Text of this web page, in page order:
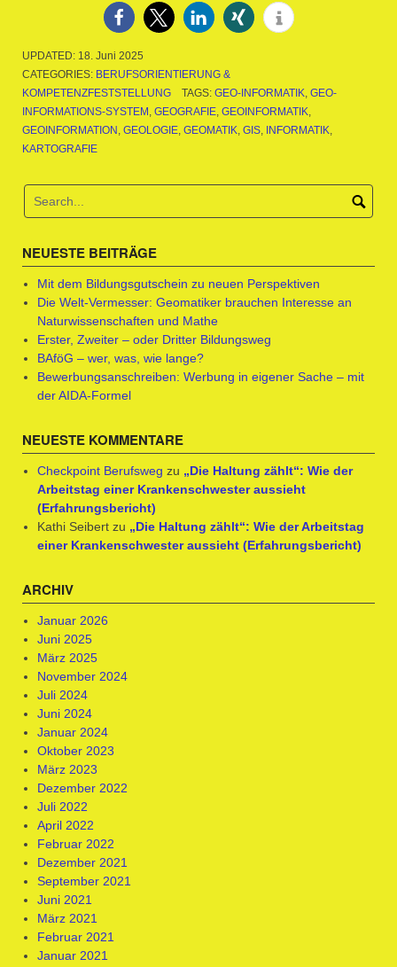
UPDATED: 18. Juni 2025
CATEGORIES: BERUFSORIENTIERUNG &
KOMPETENZFESTSTELLUNG
TAGS: GEO-INFORMATIK, GEO-
INFORMATIONS-SYSTEM , GEOGRAFIE, GEOINFORMATIK,
GEOINFORMATION , GEOLOGIE, GEOMATIK, GIS, INFORMATIK,
KARTOGRAFIE
NEUESTE BEITRÄGE
Mit dem Bildungsgutschein zu neuen Perspektiven
Die Welt-Vermesser: Geomatiker brauchen Interesse an
Naturwissenschaften und Mathe
Erster, Zweiter – oder Dritter Bildungsweg
BAföG – wer, was, wie lange?
Bewerbungsanschreiben: Werbung in eigener Sache – mit
der AIDA-Formel
NEUESTE KOMMENTARE
Checkpoint Berufsweg zu „Die Haltung zählt“: Wie der
Arbeitstag einer Krankenschwester aussieht
(Erfahrungsbericht)
Kathi Seibertzu „Die Haltung zählt“: Wie der Arbeitstag
einer Krankenschwester aussieht (Erfahrungsbericht)
ARCHIV
Januar 2026
Juni 2025
März 2025
November 2024
Juli 2024
Juni 2024
Januar 2024
Oktober 2023
März 2023
Dezember 2022
Juli 2022
April 2022
Februar 2022
Dezember 2021
September 2021
Juni 2021
März 2021
Februar 2021
Januar 2021